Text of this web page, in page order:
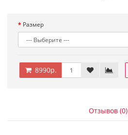
Размер
8990р.
Отзывов (0)